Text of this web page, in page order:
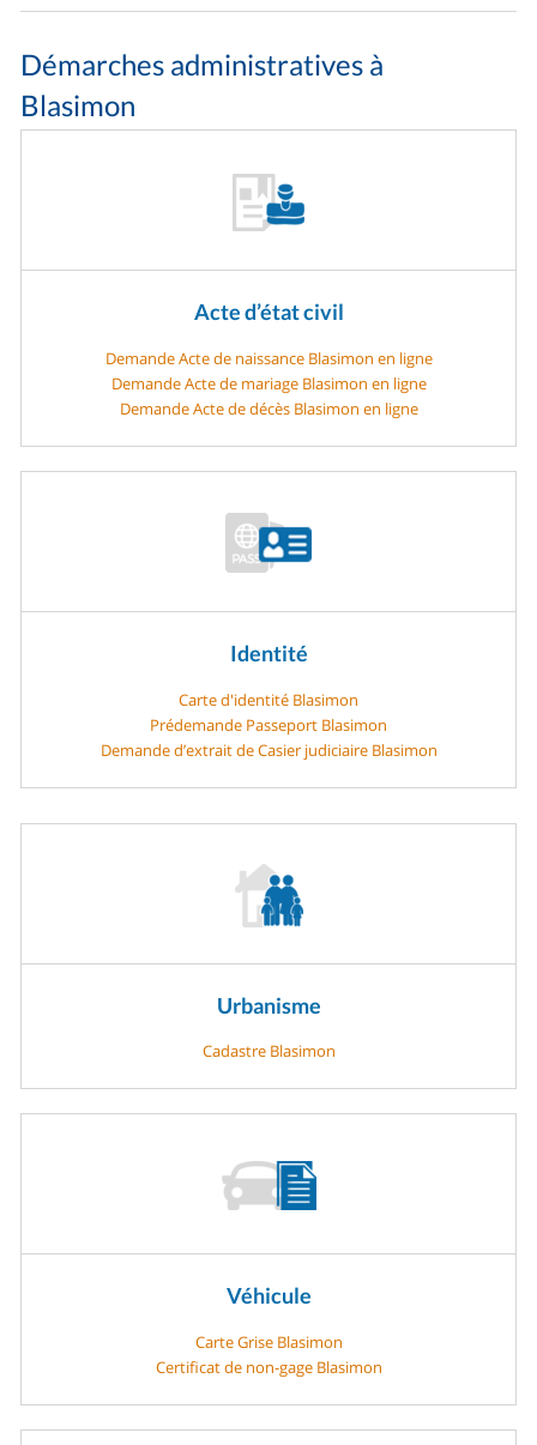
Démarches administratives à
Blasimon
Acte d’état civil
Demande Acte de naissance Blasimon en ligne
Demande Acte de mariage Blasimon en ligne
Demande Acte de décès Blasimon en ligne
Identité
Carte d'identité Blasimon
Prédemande Passeport Blasimon
Demande d’extrait de Casier judiciaire Blasimon
Urbanisme
Cadastre Blasimon
Véhicule
Carte Grise Blasimon
Certificat de non-gage Blasimon